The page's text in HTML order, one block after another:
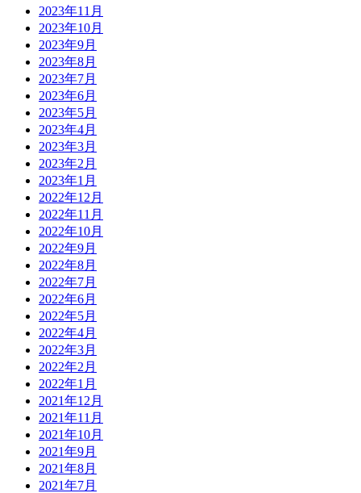
2023年11月
2023年10月
2023年9月
2023年8月
2023年7月
2023年6月
2023年5月
2023年4月
2023年3月
2023年2月
2023年1月
2022年12月
2022年11月
2022年10月
2022年9月
2022年8月
2022年7月
2022年6月
2022年5月
2022年4月
2022年3月
2022年2月
2022年1月
2021年12月
2021年11月
2021年10月
2021年9月
2021年8月
2021年7月